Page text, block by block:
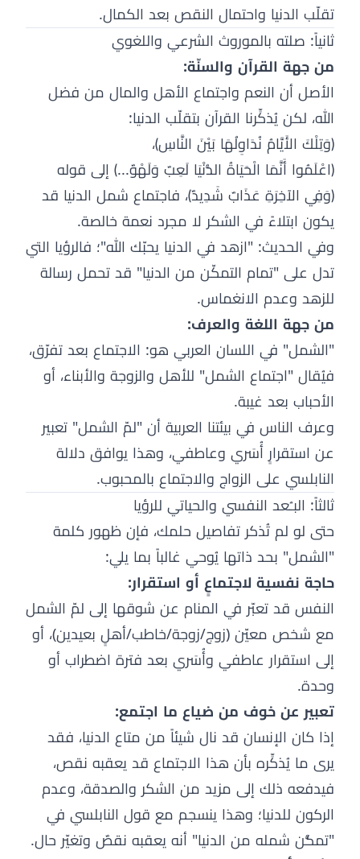
تقلّب الدنيا واحتمال النقص بعد الكمال.
ثانياً: صلته بالموروث الشرعي واللغوي
من جهة القرآن والسنّة:
الأصل أن النعم واجتماع الأهل والمال من فضل
الله، لكن يُذكِّرنا القرآن بتقلّب الدنيا:
﴿وَتِلْكَ الأَيَّامُ نُدَاوِلُهَا بَيْنَ النَّاسِ﴾،
﴿اعْلَمُوا أَنَّمَا الْحَيَاةُ الدُّنْيَا لَعِبٌ وَلَهْوٌ...﴾ إلى قوله
﴿وَفِي الآخِرَةِ عَذَابٌ شَدِيدٌ﴾، فاجتماع شمل الدنيا قد
يكون ابتلاءً في الشكر لا مجرد نعمة خالصة.
وفي الحديث: "ازهد في الدنيا يحبّك الله"؛ فالرؤيا التي
تدل على "تمام التمكّن من الدنيا" قد تحمل رسالة
للزهد وعدم الانغماس.
من جهة اللغة والعرف:
"الشمل" في اللسان العربي هو: الاجتماع بعد تفرّق،
فيُقال "اجتماع الشمل" للأهل والزوجة والأبناء، أو
الأحباب بعد غيبة.
وعرف الناس في بيئتنا العربية أن "لمّ الشمل" تعبير
عن استقرارٍ أُسَري وعاطفي، وهذا يوافق دلالة
النابلسي على الزواج والاجتماع بالمحبوب.
ثالثاً: البـُعد النفسي والحياتي للرؤيا
حتى لو لم تُذكر تفاصيل حلمك، فإن ظهور كلمة
"الشمل" بحد ذاتها يُوحي غالباً بما يلي:
حاجة نفسية لاجتماعٍ أو استقرار:
النفس قد تعبّر في المنام عن شوقها إلى لمّ الشمل
مع شخص معيّن (زوج/زوجة/خاطب/أهلٍ بعيدين)، أو
إلى استقرار عاطفي وأُسَري بعد فترة اضطراب أو
وحدة.
تعبير عن خوف من ضياع ما اجتمع:
إذا كان الإنسان قد نال شيئاً من متاع الدنيا، فقد
يرى ما يُذكِّره بأن هذا الاجتماع قد يعقبه نقص،
فيدفعه ذلك إلى مزيد من الشكر والصدقة، وعدم
الركون للدنيا؛ وهذا ينسجم مع قول النابلسي في
"تمكُّن شمله من الدنيا" أنه يعقبه نقصٌ وتغيّر حال.